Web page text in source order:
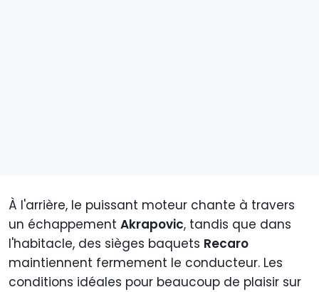
À l'arrière, le puissant moteur chante à travers
un échappement Akrapovic, tandis que dans
l'habitacle, des sièges baquets Recaro
maintiennent fermement le conducteur. Les
conditions idéales pour beaucoup de plaisir sur